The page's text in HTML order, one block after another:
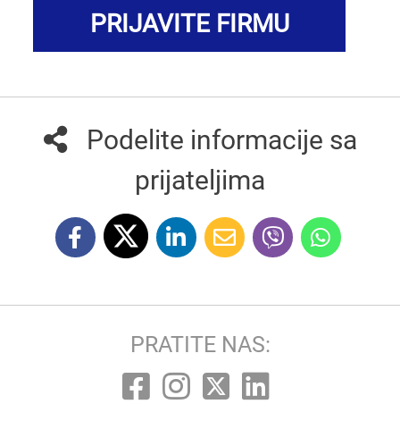
PRIJAVITE FIRMU
Podelite informacije sa
prijateljima
PRATITE NAS: